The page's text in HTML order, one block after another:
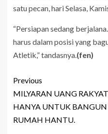
satu pecan, hari Selasa,
“Persiapan sedang
harus dalam posisi yang
Atletik,” tandasnya.(fen)
Previous
MILYARAN UANG RAKYAT
HANYA UNTUK BANGUN
RUMAH HANTU.